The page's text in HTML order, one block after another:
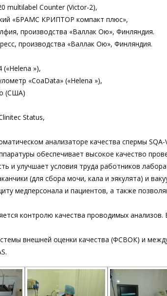
multilabel Counter (Victor-2),
«БРАМС КРИПТОР компакт плюс»,
производства «Валлак Ою», Финляндия.
производства «Валлак Ою», Финляндия.
(«Helena »),
«CoaData» («Helena »),
(США)
Status,
анализаторе качества спермы SQA-
обеспечивает высокое качество
и улучшает условия труда работников
(для сбора мочи, кала и эякулята) и
медперсонала и пациентов, а также
контролю качества проводимых
внешней оценки качества (ФСВОК) и